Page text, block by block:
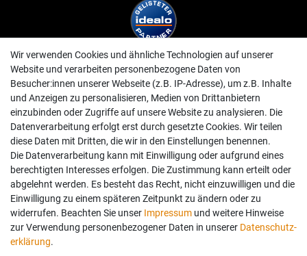
Wir verwenden Cookies und ähnliche Technologien auf unserer
Website und verarbeiten personenbezogene Daten von
Besucher:innen unserer Webseite (z.B. IP-Adresse), um z.B. Inhalte
und Anzeigen zu personalisieren, Medien von Drittanbietern
einzubinden oder Zugriffe auf unsere Website zu analysieren. Die
Datenverarbeitung erfolgt erst durch gesetzte Cookies. Wir teilen
diese Daten mit Dritten, die wir in den Einstellungen benennen.
Die Datenverarbeitung kann mit Einwilligung oder aufgrund eines
berechtigten Interesses erfolgen. Die Zustimmung kann erteilt oder
abgelehnt werden. Es besteht das Recht, nicht einzuwilligen und die
Einwilligung zu einem späteren Zeitpunkt zu ändern oder zu
widerrufen. Beachten Sie unser Impressum und weitere Hinweise
zur Verwendung personenbezogener Daten in unserer Daten­schutz­
erklärung.